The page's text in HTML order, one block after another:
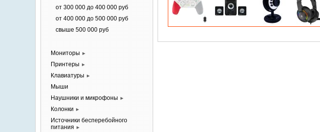
от 300 000 до 400 000 руб
от 400 000 до 500 000 руб
свыше 500 000 руб
Мониторы ►
Принтеры ►
Клавиатуры ►
Мыши
Наушники и микрофоны ►
Колонки ►
Источники бесперебойного
питания ►